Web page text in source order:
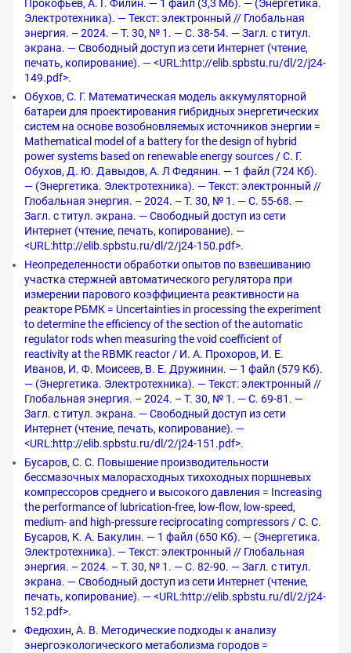
Прокофьев, А. Г. Филин. — 1 файл (3,3 Мб). — (Энергетика.
Электротехника). — Текст: электронный // Глобальная
энергия. – 2024. – Т. 30, № 1. — С. 38-54. — Загл. с титул.
экрана. — Свободный доступ из сети Интернет (чтение,
печать, копирование). — <URL:http://elib.spbstu.ru/dl/2/j24-
149.pdf>.
Обухов, С. Г. Математическая модель аккумуляторной
батареи для проектирования гибридных энергетических
систем на основе возобновляемых источников энергии =
Mathematical model of a battery for the design of hybrid
power systems based on renewable energy sources / С. Г.
Обухов, Д. Ю. Давыдов, А. Л Федянин. — 1 файл (724 Кб).
— (Энергетика. Электротехника). — Текст: электронный //
Глобальная энергия. – 2024. – Т. 30, № 1. — С. 55-68. —
Загл. с титул. экрана. — Свободный доступ из сети
Интернет (чтение, печать, копирование). —
<URL:http://elib.spbstu.ru/dl/2/j24-150.pdf>.
Неопределенности обработки опытов по взвешиванию
участка стержней автоматического регулятора при
измерении парового коэффициента реактивности на
реакторе РБМК = Uncertainties in processing the experiment
to determine the efficiency of the section of the automatic
regulator rods when measuring the void coefficient of
reactivity at the RBMK reactor / И. А. Прохоров, И. Е.
Иванов, И. Ф. Моисеев, В. Е. Дружинин. — 1 файл (579 Кб).
— (Энергетика. Электротехника). — Текст: электронный //
Глобальная энергия. – 2024. – Т. 30, № 1. — С. 69-81. —
Загл. с титул. экрана. — Свободный доступ из сети
Интернет (чтение, печать, копирование). —
<URL:http://elib.spbstu.ru/dl/2/j24-151.pdf>.
Бусаров, С. С. Повышение производительности
бессмазочных малорасходных тихоходных поршневых
компрессоров среднего и высокого давления = Increasing
the performance of lubrication-free, low-flow, low-speed,
medium- and high-pressure reciprocating compressors / С. С.
Бусаров, К. А. Бакулин. — 1 файл (650 Кб). — (Энергетика.
Электротехника). — Текст: электронный // Глобальная
энергия. – 2024. – Т. 30, № 1. — С. 82-90. — Загл. с титул.
экрана. — Свободный доступ из сети Интернет (чтение,
печать, копирование). — <URL:http://elib.spbstu.ru/dl/2/j24-
152.pdf>.
Федюхин, А. В. Методические подходы к анализу
энергоэкологического метаболизма городов =